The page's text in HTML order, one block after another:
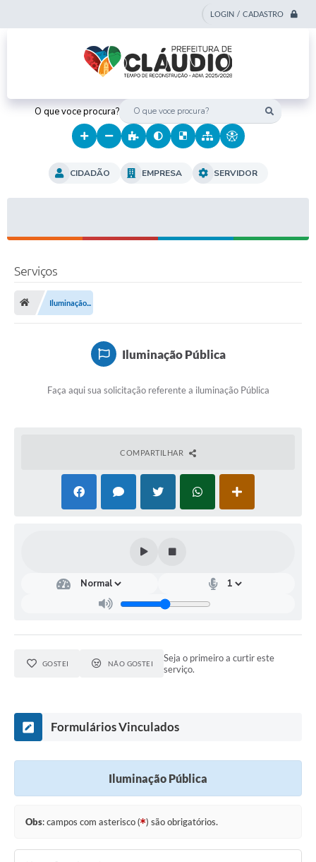
LOGIN / CADASTRO
O que voce procura?
CIDADÃO EMPRESA SERVIDOR
Serviços
Iluminação...
Iluminação Pública
Faça aqui sua solicitação referente a iluminação Pública
COMPARTILHAR
GOSTEI NÃO GOSTEI
Seja o primeiro a curtir este
serviço.
Formulários Vinculados
Iluminação Pública
Obs: campos com asterisco ( ) são obrigatórios.